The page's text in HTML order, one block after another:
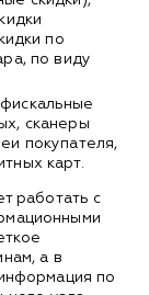
по
по виду
сканеры
покупателя,
карт.
работать с
а в
по